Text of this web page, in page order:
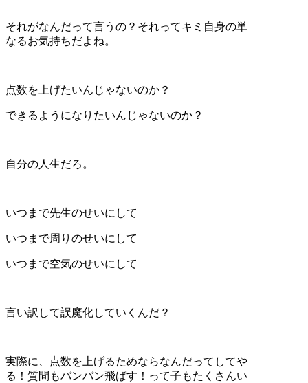
それがなんだって言うの？それってキミ自身の単
なるお気持ちだよね。
点数を上げたいんじゃないのか？
できるようになりたいんじゃないのか？
自分の人生だろ。
いつまで先生のせいにして
いつまで周りのせいにして
いつまで空気のせいにして
言い訳して誤魔化していくんだ？
実際に、点数を上げるためならなんだってしてや
る！質問もバンバン飛ばす！って子もたくさんい